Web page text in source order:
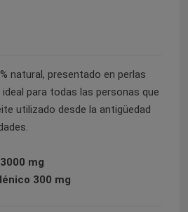
natural, presentado en perlas
para todas las personas que
utilizado desde la antigüedad
mg
300 mg